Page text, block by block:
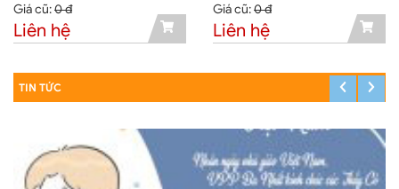
Giá cũ:0 đ
Liên hệ
Giá cũ:0 đ
Liên hệ
TIN TỨC